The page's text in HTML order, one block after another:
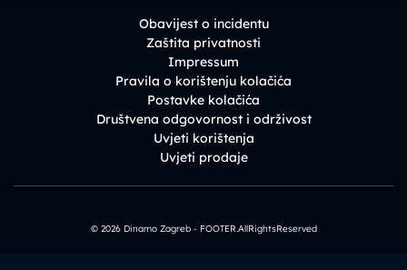
Obavijest o incidentu
Zaštita privatnosti
Impressum
Pravila o korištenju kolačića
Postavke kolačića
Društvena odgovornost i održivost
Uvjeti korištenja
Uvjeti prodaje
© 2026 Dinamo Zagreb - FOOTER.AllRightsReserved